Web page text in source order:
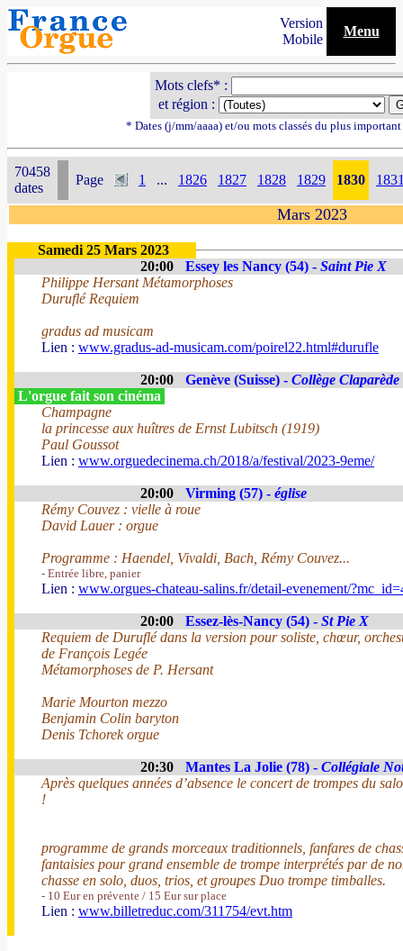
Version
Mobile
Menu
Mots clefs* :
et région :
* Dates (j/mm/aaaa) et/ou mots classés du plus
70458
dates
Page 1 ... 1826 1827 1828 1829 1830
Mars 2023
Samedi 25 Mars 2023
20:00
Essey les Nancy (54) - Saint Pie X
Philippe Hersant Métamorphoses
Duruflé Requiem
gradus ad musicam
Lien : www.gradus-ad-musicam.com/poirel22.html#durufle
20:00 Genève (Suisse) - Collège Claparède
L'orgue fait son cinéma
Champagne
la princesse aux huîtres de Ernst Lubitsch (1919)
Paul Goussot
Lien : www.orguedecinema.ch/2018/a/festival/2023-9eme/
20:00 Virming (57) - église
Rémy Couvez : vielle à roue
David Lauer : orgue
Programme : Haendel, Vivaldi, Bach, Rémy Couvez...
- Entrée libre, panier
Lien : www.orgues-chateau-salins.fr/detail-evenement/
20:00 Essez-lès-Nancy (54) - St Pie X
Requiem de Duruflé dans la version pour soliste, chœur,
de François Legée
Métamorphoses de P. Hersant
Marie Mourton mezzo
Benjamin Colin baryton
Denis Tchorek orgue
20:30 Mantes La Jolie (78) - Collégiale
Après quelques années d’absence le concert de trompes du
!
programme de grands morceaux traditionnels, fanfares de
fantaisies pour grand ensemble de trompe interprétés par de
chasse en solo, duos, trios, et groupes Duo trompe timballes.
- 10 Eur en prévente / 15 Eur sur place
Lien : www.billetreduc.com/311754/evt.htm